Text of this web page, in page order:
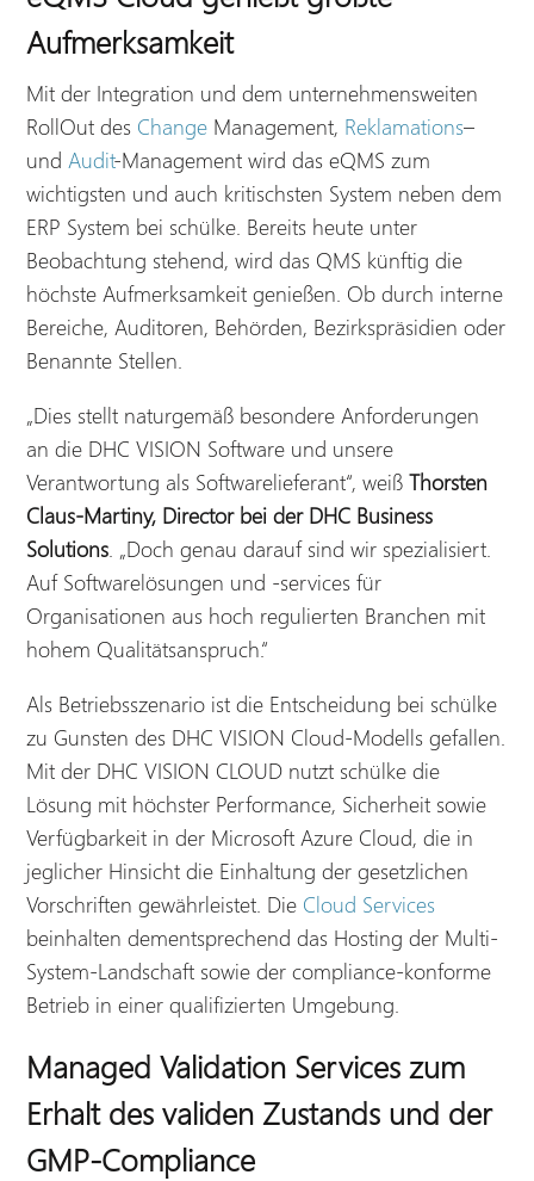
Aufmerksamkeit
Mit der Integration und dem unternehmensweiten
RollOut des Change Management, Reklamations–
undAudit-Management wird das eQMS zum
wichtigsten und auch kritischsten System neben dem
ERP System bei schülke. Bereits heute unter
Beobachtung stehend, wird das QMS künftig die
höchste Aufmerksamkeit genießen. Ob durch interne
Bereiche, Auditoren, Behörden, Bezirkspräsidien oder
Benannte Stellen.
„Dies stellt naturgemäß besondere Anforderungen
an die DHC VISION Software und unsere
Verantwortung als Softwarelieferant“, weißThorsten
Claus-Martiny, Director bei der DHC Business
Solutions. „Doch genau darauf sind wir spezialisiert.
Auf Softwarelösungen und -services für
Organisationen aus hoch regulierten Branchen mit
hohem Qualitätsanspruch.“
Als Betriebsszenario ist die Entscheidung bei schülke
zu Gunsten des DHC VISION Cloud-Modells gefallen.
Mit der DHC VISION CLOUD nutzt schülke die
Lösung mit höchster Performance, Sicherheit sowie
Verfügbarkeit in der Microsoft Azure Cloud, die in
jeglicher Hinsicht die Einhaltung der gesetzlichen
Vorschriften gewährleistet. Die Cloud Services
beinhalten dementsprechend das Hosting der Multi-
System-Landschaft sowie der compliance-konforme
Betrieb in einer qualifizierten Umgebung.
Managed Validation Services zum
Erhalt des validen Zustands und der
GMP-Compliance